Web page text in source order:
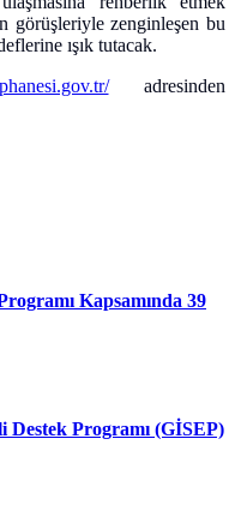
görüşleriyle zenginleşen bu
ışık tutacak.
adresinden
Kapsamında 39
Programı (GİSEP)